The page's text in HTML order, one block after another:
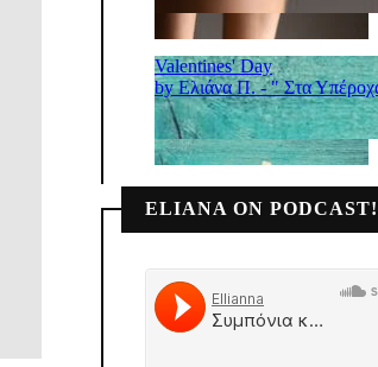
ELIANA ON PODCAST!